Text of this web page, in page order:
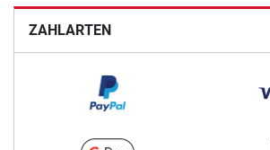
ZAHLARTEN